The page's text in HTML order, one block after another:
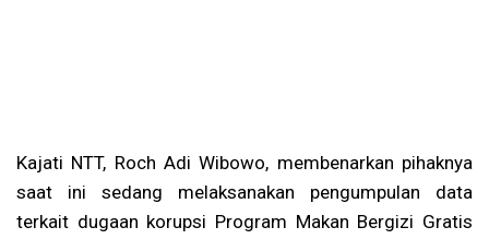
Kajati NTT, Roch Adi Wibowo, membenarkan pihaknya
saat ini sedang melaksanakan pengumpulan data
terkait dugaan korupsi Program Makan Bergizi Gratis